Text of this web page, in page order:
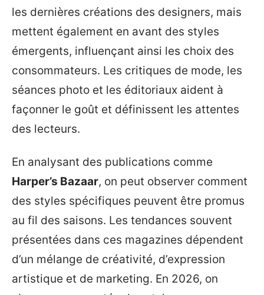
les dernières créations des designers, mais
mettent également en avant des styles
émergents, influençant ainsi les choix des
consommateurs. Les critiques de mode, les
séances photo et les éditoriaux aident à
façonner le goût et définissent les attentes
des lecteurs.
En analysant des publications comme
Harper’s Bazaar, on peut observer comment
des styles spécifiques peuvent être promus
au fil des saisons. Les tendances souvent
présentées dans ces magazines dépendent
d’un mélange de créativité, d’expression
artistique et de marketing. En 2026, on